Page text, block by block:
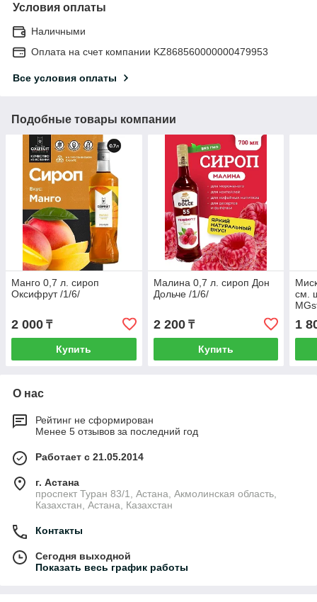
Условия оплаты
Наличными
Оплата на счет компании KZ868560000000479953
Все условия оплаты
Подобные товары компании
Манго 0,7 л. сироп
Оксифрут /1/6/
2 000 ₸
Купить
Малина 0,7 л. сироп Дон
Дольче /1/6/
2 200₸
Купить
см.
1
О нас
Рейтинг не сформирован
Менее 5 отзывов за последний год
Работает с 21.05.2014
г. Астана
проспект Туран 83/1, Астана, Акмолинская область,
Казахстан, Астана, Казахстан
Контакты
Сегодня выходной
Показать весь график работы